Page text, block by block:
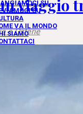
SU
SU
VA IL MONDO
SIAMO
viaggio
e Osterie